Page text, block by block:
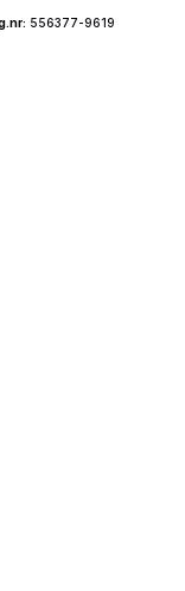
556377-9619